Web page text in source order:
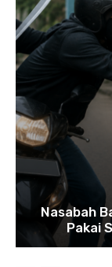
Nasabah
Pakai